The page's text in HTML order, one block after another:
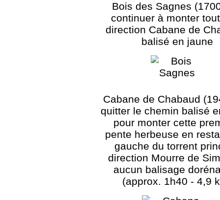
Bois des Sagnes
continuer à monter
direction Cabane de
balisé en jaune
Cabane de Chabaud
quitter le chemin balisé
pour monter cette
pente herbeuse en
gauche du torrent
direction Mourre de
aucun balisage
(approx. 1h40 - 4,9